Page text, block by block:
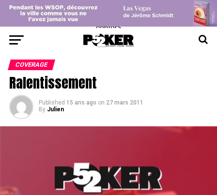
center>
COVERAGE
Ralentissement
Published 15 ans ago on 27 mars 2011
By Julien